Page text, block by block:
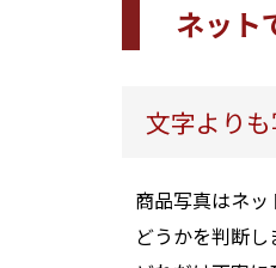
ネット
文字より
商品写真はネ
どうかを判断し